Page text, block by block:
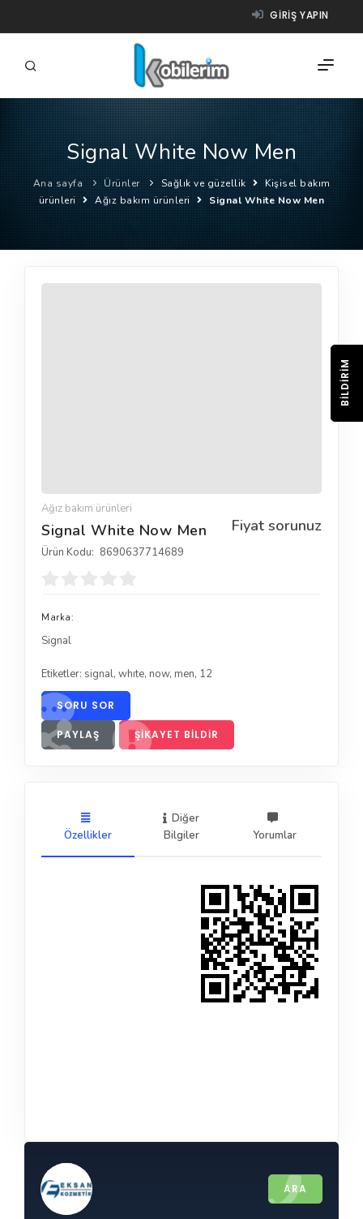
GIRIŞ YAPIN
FIRMALAR
ÜRÜNLER
NASIL ÇALIŞIR?
Signal White Now Men
Ana sayfa Ürünler Sağlık ve güzellik
Kişisel bakım
ürünleri
Ağız bakım ürünleri Signal White Now Men
Ağız bakım ürünleri
Fiyat sorunuz
Signal White Now Men
Ürün Kodu: 8690637714689
Marka:
Signal
Etiketler: signal, whıte, now, men, 12
SORU SOR
PAYLAŞ ŞIKAYET BILDIR
Özellikler
Diğer
Bilgiler
Yorumlar
ARA
BILDIRIM